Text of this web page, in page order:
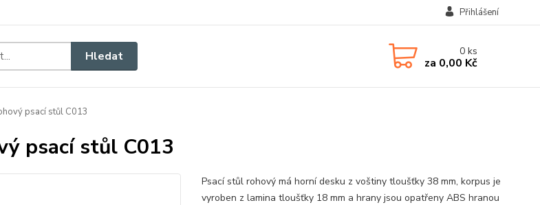
Přihlášení
Hledat 0ks
za 0,00 Kč
psací stůl C013
psací stůl C013
Psací stůl rohový má horní desku z voštiny tloušťky 38 mm, korpus je
vyroben z lamina tloušťky 18 mm a hrany jsou opatřeny ABS hranou